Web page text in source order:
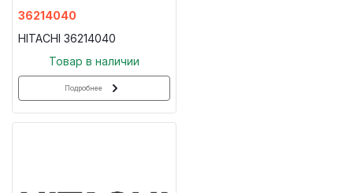
36214040
HITACHI 36214040
Товар в наличии
Подробнее